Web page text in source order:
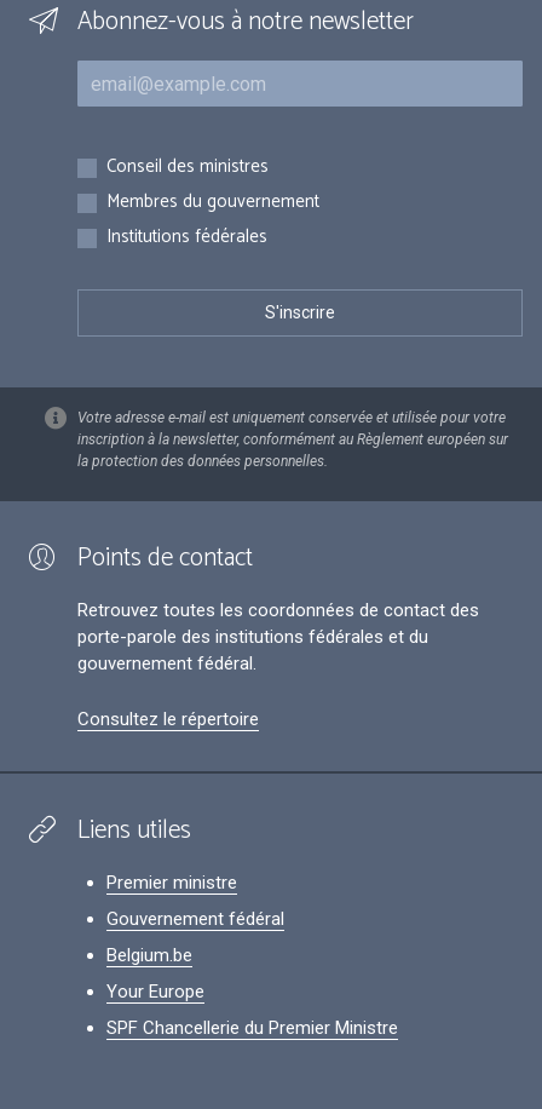
Abonnez-vous à notre newsletter
Courriel
Inscriptions
Conseil des ministres
Membres du gouvernement
Institutions fédérales
Votre adresse e-mail est uniquement conservée et utilisée pour votre
inscription à la newsletter, conformément au Règlement européen sur
la protection des données personnelles.
Points de contact
Retrouvez toutes les coordonnées de contact des
porte-parole des institutions fédérales et du
gouvernement fédéral.
Consultez le répertoire
Liens utiles
Premier ministre
Gouvernement fédéral
Belgium.be
Your Europe
SPF Chancellerie du Premier Ministre